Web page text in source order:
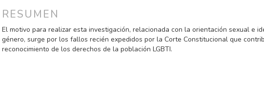
ARTÍCULO
RESUMEN
El motivo para realizar esta investigación, relacionada con la orientación sexual e
género, surge por los fallos recién expedidos por la Corte Constitucional que
reconocimiento de los derechos de la población LGBTI.